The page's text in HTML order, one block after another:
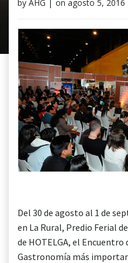
by AHG | on agosto 5, 2016
Del 30 de agosto al 1 de
en La Rural, Predio Ferial
de HOTELGA, el
Gastronomía más